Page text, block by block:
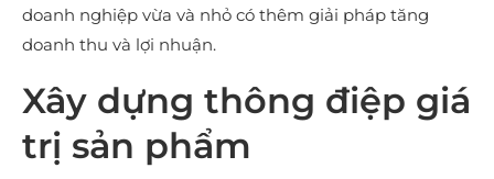
doanh nghiệp vừa và nhỏ có thêm giải pháp tăng
doanh thu và lợi nhuận.
Xây dựng thông điệp giá
trị sản phẩm